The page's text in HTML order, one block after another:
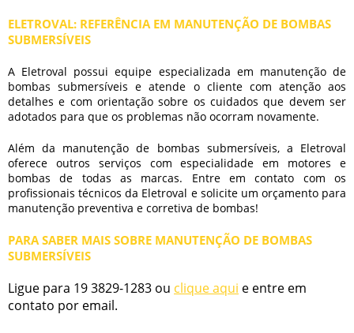
ELETROVAL: REFERÊNCIA EM MANUTENÇÃO DE BOMBAS
SUBMERSÍVEIS
A Eletroval possui equipe especializada em manutenção de
bombas submersíveis e atende o cliente com atenção aos
detalhes e com orientação sobre os cuidados que devem ser
adotados para que os problemas não ocorram novamente.
Além da manutenção de bombas submersíveis, a Eletroval
oferece outros serviços com especialidade em motores e
bombas de todas as marcas. Entre em contato com os
profissionais técnicos da Eletroval e solicite um orçamento para
manutenção preventiva e corretiva de bombas!
PARA SABER MAIS SOBRE MANUTENÇÃO DE BOMBAS
SUBMERSÍVEIS
Ligue para 19 3829-1283 ou clique aqui e entre em
contato por email.